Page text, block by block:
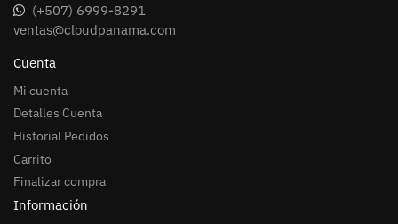
(+507) 6999-8291
ventas@cloudpanama.com
Cuenta
Mi cuenta
Detalles Cuenta
Historial Pedidos
Carrito
Finalizar compra
Información